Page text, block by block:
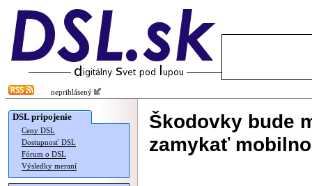
neprihlásený
DSL pripojenie
Ceny DSL
Dostupnosť DSL
Fórum o DSL
Výsledky meraní
Škodovky bude
zamykať